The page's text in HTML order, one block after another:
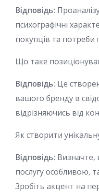
Відповідь:
психографічні
покупців та потреби
Що таке
Відповідь: Це
вашого бренду в
відрізняючись від
Як створити
Відповідь:
послугу особливою,
Зробіть акцент на